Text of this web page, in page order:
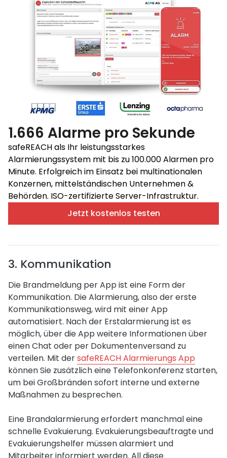
1.666 Alarme pro Sekunde
safeREACH als Ihr leistungsstarkes
Alarmierungssystem mit bis zu 100.000 Alarmen pro
Minute. Erfolgreich im Einsatz bei multinationalen
Konzernen, mittelständischen Unternehmen &
Behörden. ISO-zertifizierte Server-Infrastruktur.
Jetzt kostenlos testen
3. Kommunikation
Die Brandmeldung per App ist eine Form der
Kommunikation. Die Alarmierung, also der erste
Kommunikationsweg, wird mit einer App
automatisiert. Nach der Erstalarmierung ist es
möglich, über die App weitere Informationen über
einen Chat oder per Dokumentenversand zu
verteilen. Mit dersafeREACH Alarmierungs App
können Sie zusätzlich eine Telefonkonferenz starten,
um bei Großbränden sofort interne und externe
Maßnahmen zu besprechen.
Eine Brandalarmierung erfordert manchmal eine
schnelle Evakuierung. Evakuierungsbeauftragte und
Evakuierungshelfer müssen alarmiert und